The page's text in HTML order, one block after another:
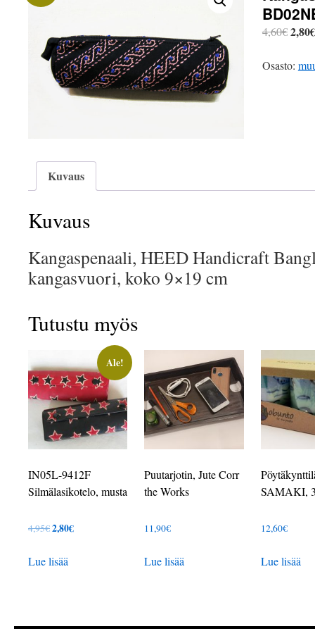
4,60€
oli:
2,80€
Osasto:
Kuvaus
Kuvaus
Kangaspenaali, HEED Handicraft
kangasvuori, koko 9×19 cm
Tutustu myös
Ale!
IN05L-9412F
Silmälasikotelo, musta
4,95€Alkuperäinen
oli:
2,80€Nykyinen
Lue lisää
Puutarjotin, Jute Corr
the Works
11,90€
Lue lisää
SAMAKI,
12,60€
Lue lisää